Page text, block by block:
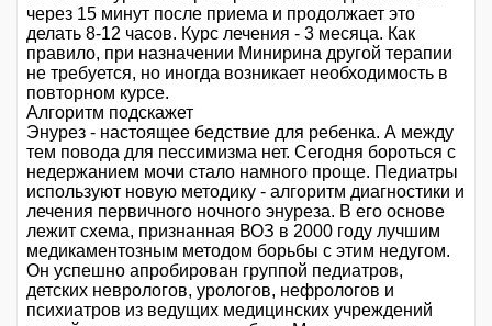
через 15 минут после приема и продолжает это
делать 8-12 часов. Курс лечения - 3 месяца. Как
правило, при назначении Минирина другой терапии
не требуется, но иногда возникает необходимость в
повторном курсе.
Алгоритм подскажет
Энурез - настоящее бедствие для ребенка. А между
тем повода для пессимизма нет. Сегодня бороться с
недержанием мочи стало намного проще. Педиатры
используют новую методику - алгоритм диагностики и
лечения первичного ночного энуреза. В его основе
лежит схема, признанная ВОЗ в 2000 году лучшим
медикаментозным методом борьбы с этим недугом.
Он успешно апробирован группой педиатров,
детских неврологов, урологов, нефрологов и
психиатров из ведущих медицинских учреждений